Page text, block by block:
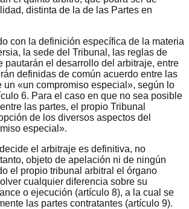
distinta de la de las Partes en
con la definición específica de la materia
la sede del Tribunal, las reglas de
pautarán el desarrollo del arbitraje, entre
definidas de común acuerdo entre las
un «un compromiso especial», según lo
6. Para el caso en que no sea posible
las partes, el propio Tribunal
de los diversos aspectos del
especial».
el arbitraje es definitiva, no
objeto de apelación ni de ningún
el propio tribunal arbitral el órgano
cualquier diferencia sobre su
o ejecución (artículo 8), a la cual se
las partes contratantes (artículo 9).